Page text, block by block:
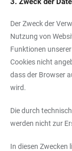
Der Zweck der
Nutzung von
Funktionen
Cookies nicht
dass der Browser
wird.
Die durch
werden nicht zur
In diesen Zwecken